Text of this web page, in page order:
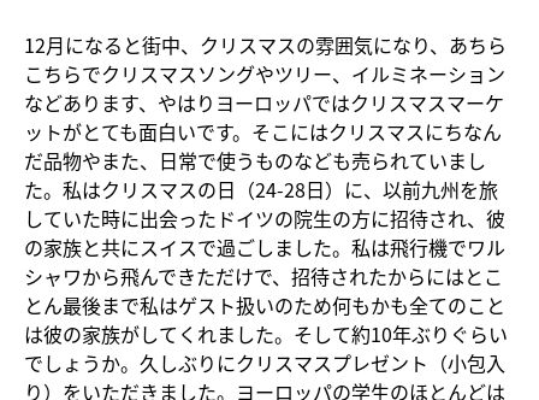
12月になると街中、クリスマスの雰囲気になり、あちら
こちらでクリスマスソングやツリー、イルミネーション
などあります、やはりヨーロッパではクリスマスマーケ
ットがとても面白いです。そこにはクリスマスにちなん
だ品物やまた、日常で使うものなども売られていまし
た。私はクリスマスの日（24-28日）に、以前九州を旅
していた時に出会ったドイツの院生の方に招待され、彼
の家族と共にスイスで過ごしました。私は飛行機でワル
シャワから飛んできただけで、招待されたからにはとこ
とん最後まで私はゲスト扱いのため何もかも全てのこと
は彼の家族がしてくれました。そして約10年ぶりぐらい
でしょうか。久しぶりにクリスマスプレゼント（小包入
り）をいただきました。ヨーロッパの学生のほとんどは